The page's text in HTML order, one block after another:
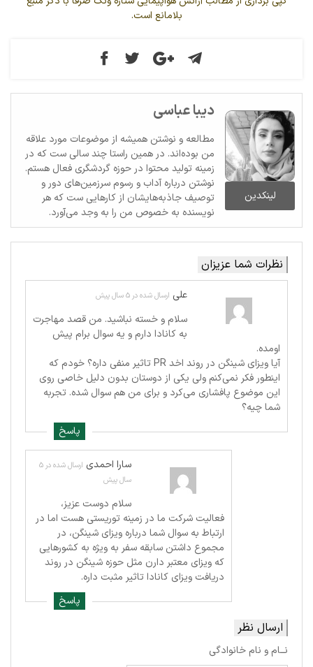
بلامانع است.
لینکدین
دیبا عباسی
مطالعه و نوشتن همیشه از موضوعات مورد علاقه
من بوده‌اند. در همین راستا چند سالی ست که در
زمینه تولید محتوا در حوزه گردشگری فعال هستم.
نوشتن درباره آداب و رسوم سرزمین‌های دور و
توصیف جاذبه‌هایشان از کارهایی ست که هر
نویسنده به خصوص من را به وجد می‌آورد.
نظرات شما عزیزان
علی ارسال شده در 5 سال پیش
سلام و خسته نباشید. من قصد مهاجرت
به کانادا دارم و یه سوال برام پیش
اومده.
آیا ویزای شینگن در روند اخد PR تاثیر منفی داره؟ خودم که
اینطور فکر نمی‌کنم ولی یکی از دوستان بدون دلیل خاصی روی
این موضوع پافشاری می‌کرد و برای من هم سوال شده. تجربه
شما چیه؟
پاسخ
سارا احمدی
ارسال شده در 5
سال پیش
سلام دوست عزیز،
فعالیت شرکت ما در زمینه توریستی هست اما در
ارتباط به سوال شما درباره ویزای شینگن، در
مجموع داشتن سابقه سفر به ویژه به کشورهایی
که ویزای معتبر دارن مثل حوزه شینگن در روند
دریافت ویزای کانادا تاثیر مثبت داره.
پاسخ
ارسال نظر
نــام و نام خانوادگی